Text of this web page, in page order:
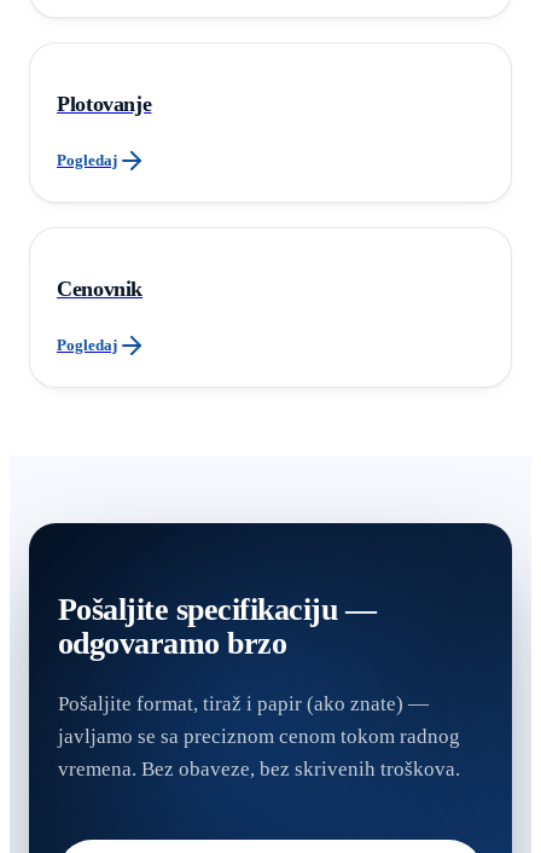
Plotovanje
Pogledaj
Cenovnik
Pogledaj
Pošaljite specifikaciju —
odgovaramo brzo
Pošaljite format, tiraž i papir (ako znate) —
javljamo se sa preciznom cenom tokom radnog
vremena. Bez obaveze, bez skrivenih troškova.